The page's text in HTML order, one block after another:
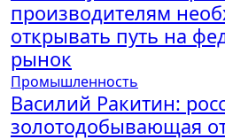
производителям
открывать путь на
рынок
Промышленность
Василий Ракитин:
золотодобывающая